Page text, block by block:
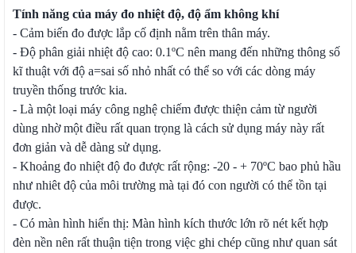
Tính năng của máy đo nhiệt độ, độ ẩm không khí
- Cảm biến đo được lắp cố định nằm trên thân máy.
- Độ phân giải nhiệt độ cao: 0.1ºC nên mang đến những thông số
kĩ thuật với độ a=sai số nhỏ nhất có thể so với các dòng máy
truyền thống trước kia.
- Là một loại máy công nghệ chiếm được thiện cảm từ người
dùng nhờ một điều rất quan trọng là cách sử dụng máy này rất
đơn giản và dễ dàng sử dụng.
- Khoảng đo nhiệt độ đo được rất rộng: -20 - + 70ºC bao phủ hầu
như nhiêt độ của môi trường mà tại đó con người có thể tồn tại
được.
- Có màn hình hiển thị: Màn hình kích thước lớn rõ nét kết hợp
đèn nền nên rất thuận tiện trong việc ghi chép cũng như quan sát